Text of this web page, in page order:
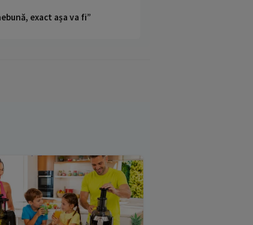
exact așa va fi”